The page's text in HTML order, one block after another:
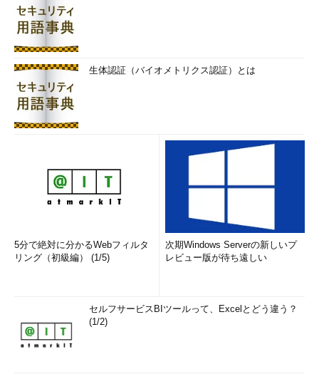
生体認証（バイオメトリクス認証）とは
5分で絶対に分かるWebフィルタ
リング（初級編） (1/5)
次期Windows Serverの新しいプ
レビュー版が待ち遠しい
セルフサービスBIツールって、Excelとどう違う？
(1/2)